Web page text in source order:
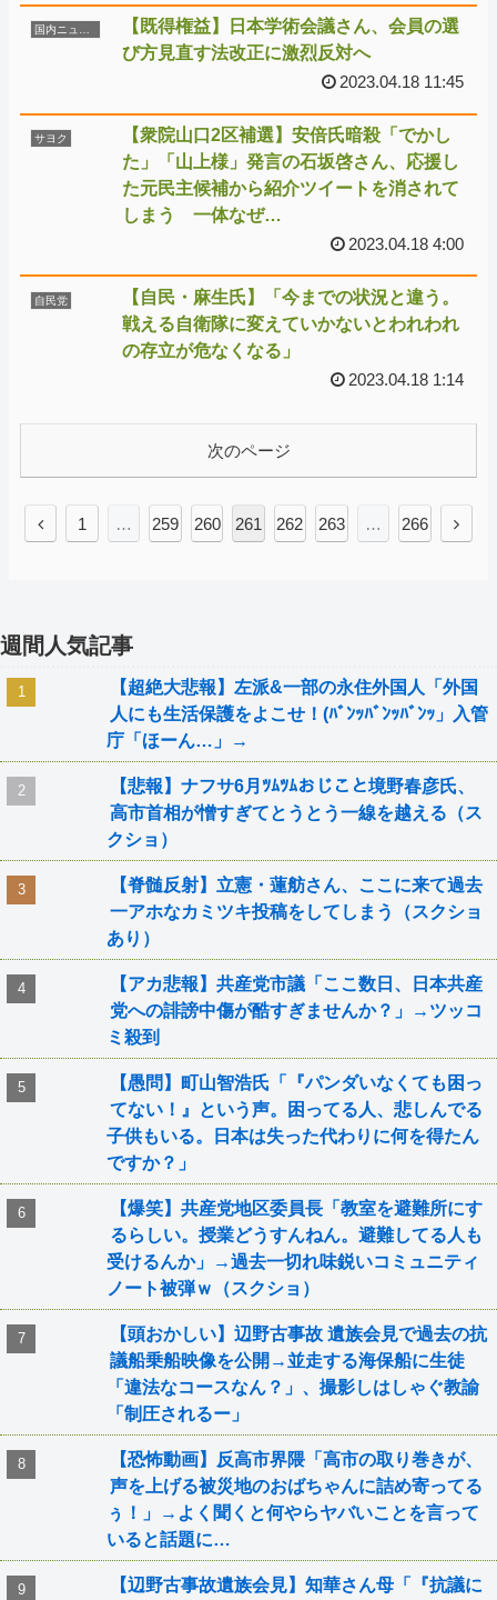
【既得権益】日本学術会議さん、会員の選
び方見直す法改正に激烈反対へ
2023.04.18 11:45
サヨク
【衆院山口2区補選】安倍氏暗殺「でかし
た」「山上様」発言の石坂啓さん、応援し
た元民主候補から紹介ツイートを消されて
しまう 一体なぜ…
2023.04.18 4:00
自民党
【自民・麻生氏】「今までの状況と違う。
戦える自衛隊に変えていかないとわれわれ
の存立が危なくなる」
2023.04.18 1:14
次のページ
1 … 259 260 261 262 263 … 266
週間人気記事
【超絶大悲報】左派&一部の永住外国人「外国
人にも生活保護をよこせ！(ﾊﾞﾝｯﾊﾞﾝｯﾊﾞﾝｯ」入管
庁「ほーん…」→
【悲報】ナフサ6月ﾂﾑﾂﾑおじこと境野春彦氏、
高市首相が憎すぎてとうとう一線を越える（ス
クショ）
【脊髄反射】立憲・蓮舫さん、ここに来て過去
一アホなカミツキ投稿をしてしまう（スクショ
あり）
【アカ悲報】共産党市議「ここ数日、日本共産
党への誹謗中傷が酷すぎませんか？」→ツッコ
ミ殺到
【愚問】町山智浩氏「『パンダいなくても困っ
てない！』という声。困ってる人、悲しんでる
子供もいる。日本は失った代わりに何を得たん
ですか？」
【爆笑】共産党地区委員長「教室を避難所にす
るらしい。授業どうすんねん。避難してる人も
受けるんか」→過去一切れ味鋭いコミュニティ
ノート被弾ｗ（スクショ）
【頭おかしい】辺野古事故 遺族会見で過去の抗
議船乗船映像を公開→並走する海保船に生徒
「違法なコースなん？」、撮影しはしゃぐ教諭
「制圧されるー」
【恐怖動画】反高市界隈「高市の取り巻きが、
声を上げる被災地のおばちゃんに詰め寄ってる
ぅ！」→よく聞くと何やらヤバいことを言って
いると話題に…
【辺野古事故遺族会見】知華さん母「『抗議に